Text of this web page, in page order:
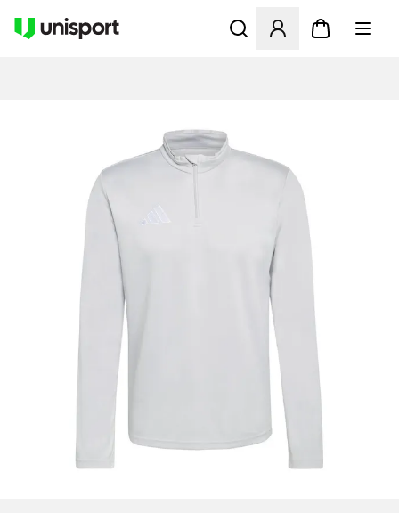
Opent een venster om in